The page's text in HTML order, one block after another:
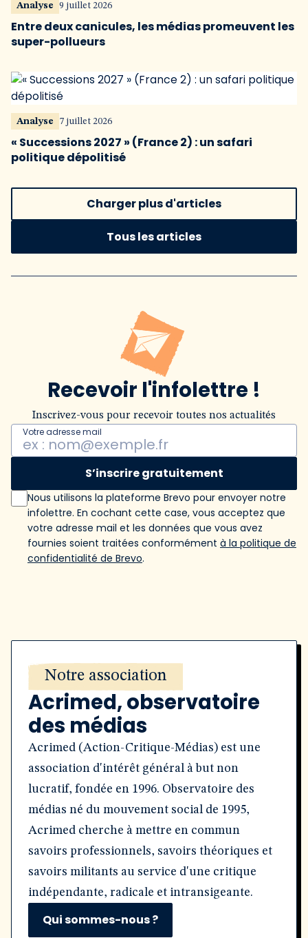
Analyse 9 juillet 2026
Entre deux canicules, les médias promeuvent les
super-pollueurs
Analyse 7 juillet 2026
« Successions 2027 » (France 2) : un safari
politique dépolitisé
Charger plus d'articles
Tous les articles
Recevoir l'infolettre !
Inscrivez-vous pour recevoir toutes nos actualités
Votre adresse mail
S’inscrire gratuitement
Nous utilisons la plateforme Brevo pour envoyer notre
infolettre. En cochant cette case, vous acceptez que
votre adresse mail et les données que vous avez
fournies soient traitées conformément à la politique de
confidentialité de Brevo.
Notre association
Acrimed, observatoire
des médias
Acrimed (Action-Critique-Médias) est une
association d'intérêt général à but non
lucratif, fondée en 1996. Observatoire des
médias né du mouvement social de 1995,
Acrimed cherche à mettre en commun
savoirs professionnels, savoirs théoriques et
savoirs militants au service d'une critique
indépendante, radicale et intransigeante.
Qui sommes-nous ?